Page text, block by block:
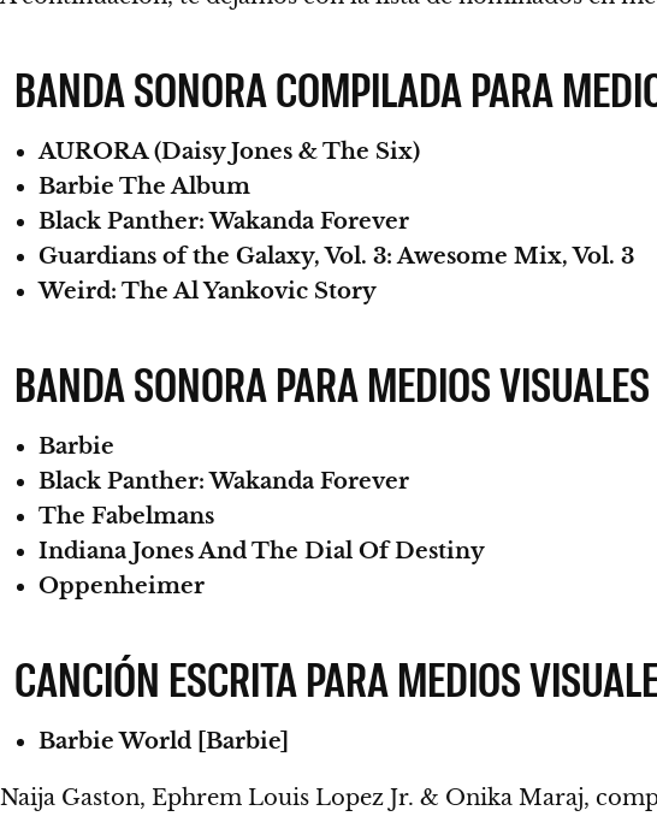
BANDA SONORA COMPILADA PARA
AURORA (Daisy Jones & The Six)
Barbie The Album
Black Panther: Wakanda Forever
Guardians of the Galaxy, Vol. 3: Awesome Mix, Vol. 3
Weird: The Al Yankovic Story
BANDA SONORA PARA MEDIOS VISUALES
Barbie
Black Panther: Wakanda Forever
The Fabelmans
Indiana Jones And The Dial Of Destiny
Oppenheimer
CANCIÓN ESCRITA PARA MEDIOS
Barbie World [Barbie]
Naija Gaston, Ephrem Louis Lopez Jr. & Onika Maraj,